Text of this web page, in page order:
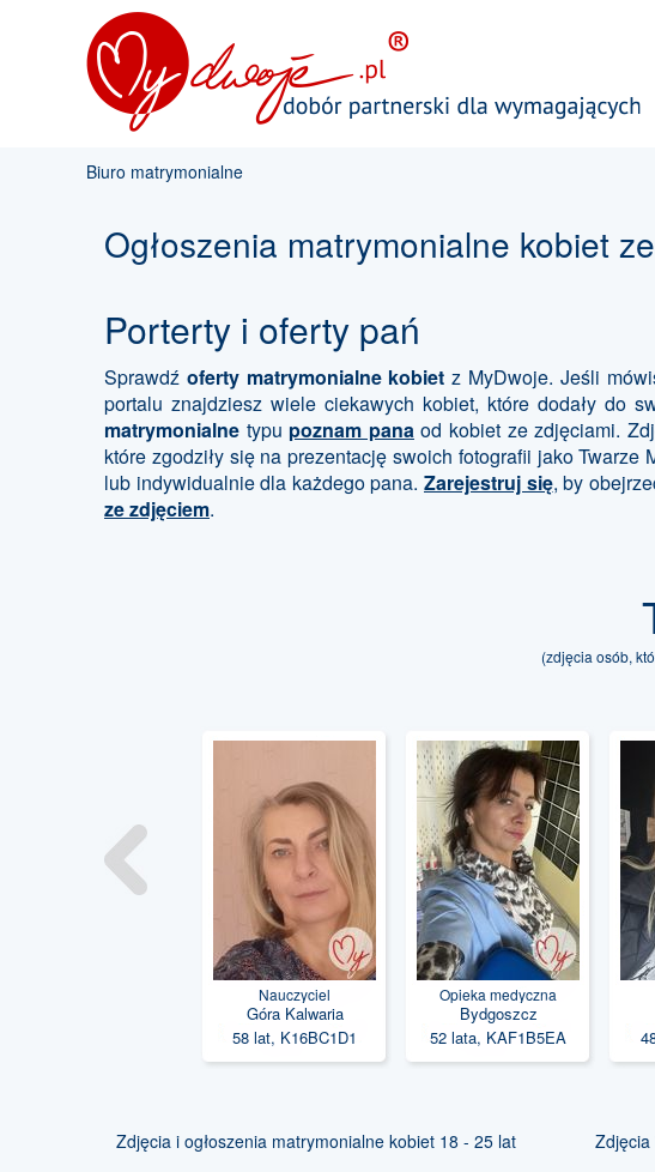
Biuro matrymonialne
Ogłoszenia matrymonialne kobiet
Porterty i oferty pań
Sprawdź oferty matrymonialne kobiet z MyDwoje. Jeśli
portalu znajdziesz wiele ciekawych kobiet, które dodały do
matrymonialne typu poznam panaod kobiet ze zdjęciami.
które zgodziły się na prezentację swoich fotografii jako
lub indywidualnie dla każdego pana. Zarejestruj się, by
ze zdjęciem.
(zdjęcia osób,
Nauczyciel
Góra Kalwaria
58 lat, K16BC1D1
Opieka medyczna
Bydgoszcz
52 lata, KAF1B5EA
Zdjęcia i ogłoszenia matrymonialne kobiet 18 - 25 lat Zdjęcia